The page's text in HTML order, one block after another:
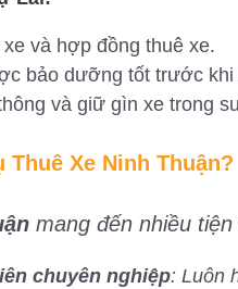
và hợp đồng thuê xe.
bảo dưỡng tốt trước khi
và giữ gìn xe trong
Thuê Xe Ninh Thuận?
mang đến nhiều
chuyên nghiệp: Luôn